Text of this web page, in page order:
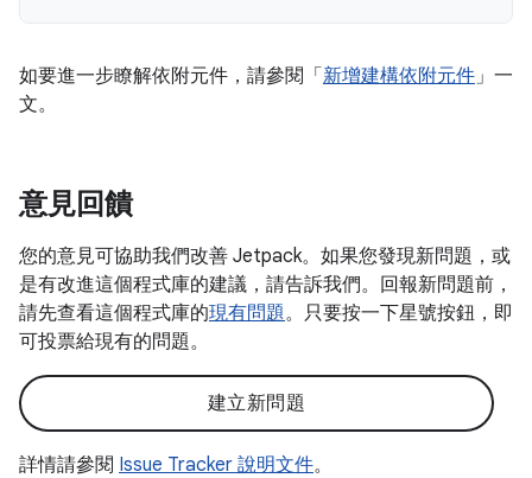
如要進一步瞭解依附元件，請參閱「 新增建構依附元件」一
文。
意見回饋
您的意見可協助我們改善 Jetpack。如果您發現新問題，或
是有改進這個程式庫的建議，請告訴我們。回報新問題前，
請先查看這個程式庫的現有問題。只要按一下星號按鈕，即
可投票給現有的問題。
建立新問題
詳情請參閱 Issue Tracker 說明文件。